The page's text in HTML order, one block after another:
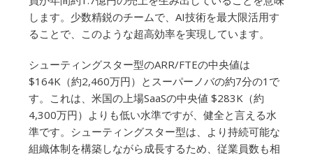
します。少数精鋭のチームで、AI技術を最大限活用す
ることで、このような超高効率を実現しています。
シューティングスター型のARR/FTEの中央値は
$164K（約2,460万円）とスーパーノバの約7分の1で
す。これは、米国の上場SaaSの中央値 $283K（約
4,300万円）よりも低い水準ですが、健全と言える水
準です。シューティングスター型は、より持続可能な
組織体制を構築しながら成長するため、従業員数も相